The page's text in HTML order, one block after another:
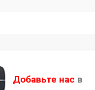
Добавьте нас в